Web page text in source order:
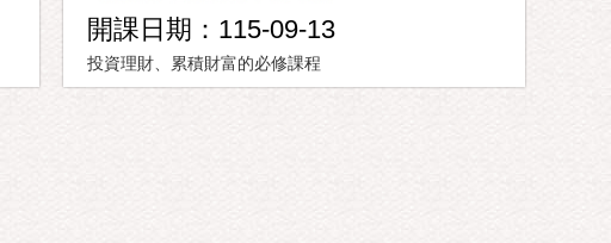
開課日期：115-09-13
投資理財、累積財富的必修課程